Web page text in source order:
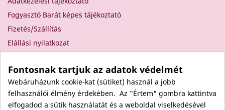
Fogyasztó Barát képes tájékoztató
Fizetés/Szállítás
Elállási nyilatkozat
Rólunk
Kapcsolat
Viszonteladóknak
Fontosnak tartjuk az adatok védelmét
Webáruházunk cookie-kat (sütiket) használ a jobb
felhasználói élmény érdekében. Az "Értem" gombra kattintva
elfogadod a sütik használatát és a weboldal viselkedésével